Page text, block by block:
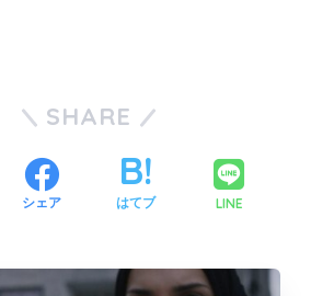
SHARE
シェア はてブ LINE